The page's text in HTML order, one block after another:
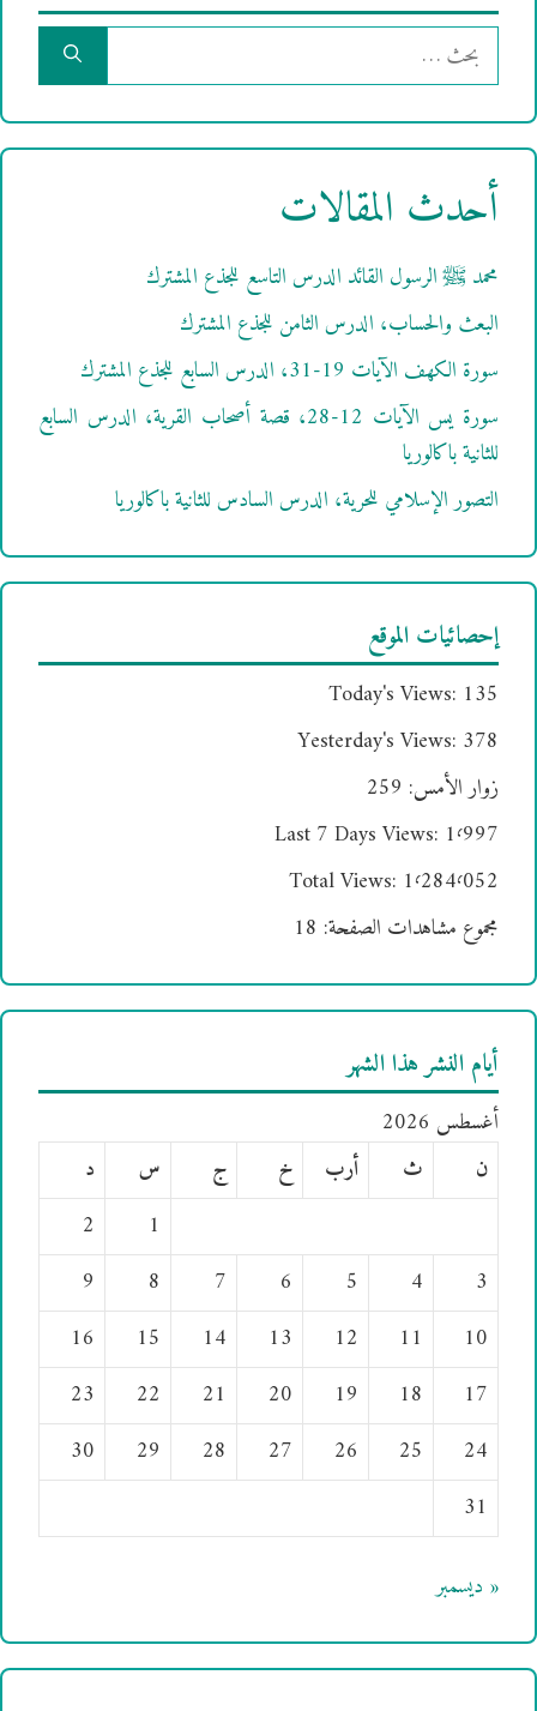
البحث
عن:
أحدث المقالات
محمد ﷺ الرسول القائد الدرس التاسع للجذع المشترك
البعث والحساب، الدرس الثامن للجذع المشترك
سورة الكهف الآيات 19-31، الدرس السابع للجذع المشترك
سورة يس الآيات 12-28، قصة أصحاب القرية، الدرس السابع
للثانية باكالوريا
التصور الإسلامي للحرية، الدرس السادس للثانية باكالوريا
إحصائيات الموقع
Today's Views: 135
Yesterday's Views: 378
زوار الأمس: 259
Last 7 Days Views: 1٬997
Total Views: 1٬284٬052
مجموع مشاهدات الصفحة: 18
أيام النشر هذا الشهر
أغسطس 2026
ن
ث أرب خ ج س
د
1
2
3
4
5
6
7
8
9
10
11
12
13
14
15
16
17
18
19
20
21
22
23
24
25
26
27
28
29
30
31
« ديسمبر